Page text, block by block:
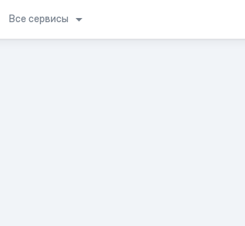
Все сервисы